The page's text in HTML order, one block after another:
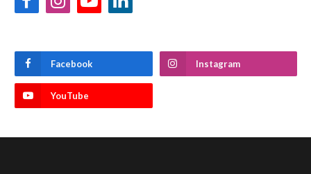
FacebookInstagramYouTubeLinkedIn
Facebook Instagram
YouTube